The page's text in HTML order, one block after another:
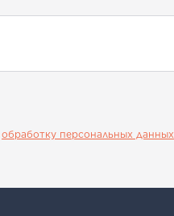
обработку персональных данных